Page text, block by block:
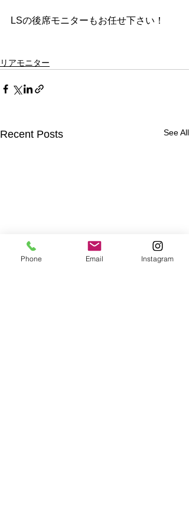
LSの後席モニターもお任せ下さい！
リアモニター
Recent Posts See All
Phone Email Instagram